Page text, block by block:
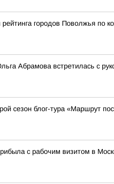
городов Поволжья по
Абрамова встретилась с
сезон блог-тура «Маршрут
с рабочим визитом в